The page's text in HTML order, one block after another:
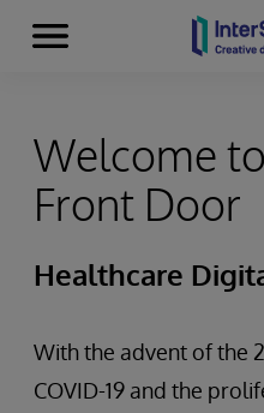
Skip to content
Menu
Welcome
Front Door
Healthcare
With the advent of the
COVID-19 and the